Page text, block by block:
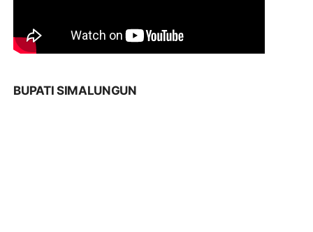
BUPATI SIMALUNGUN